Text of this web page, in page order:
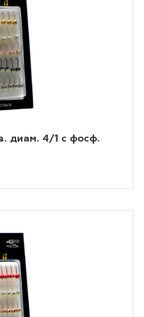
диам. 4/1 с фосф.